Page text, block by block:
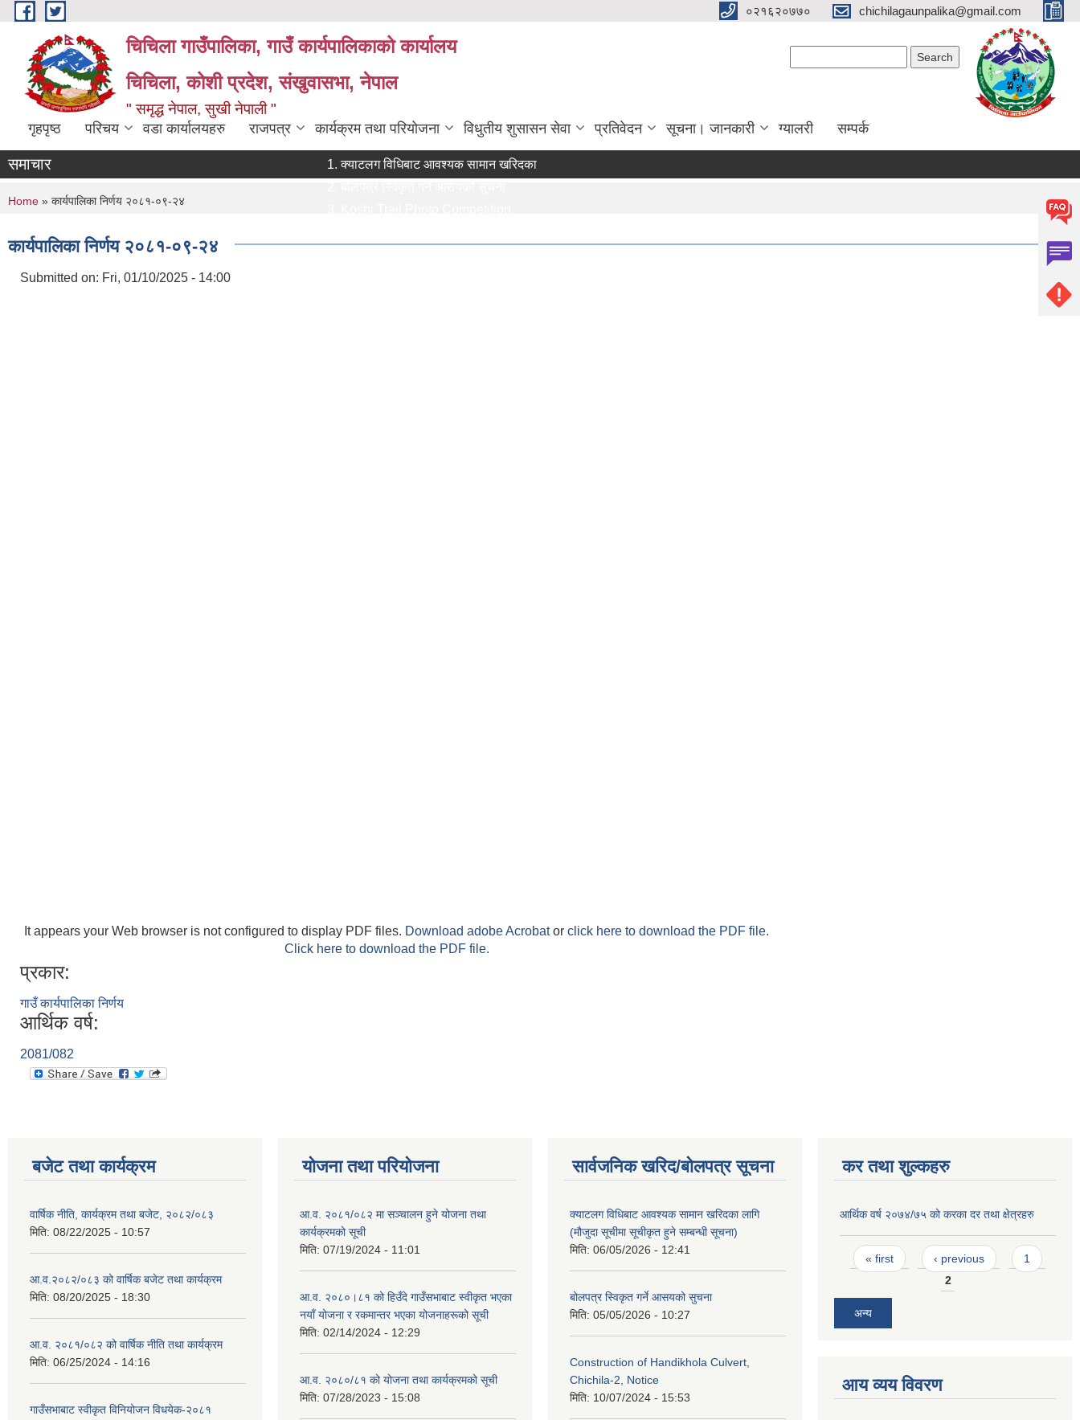
Skip to main content ०२१६२०७७० chichilagaunpalika@gmail.com
चिचिला गाउँपालिका, गाउँ कार्यपालिकाको कार्यालय
चिचिला, कोशी प्रदेश, संखुवासभा, नेपाल
" समृद्ध नेपाल, सुखी नेपाली "
गृहपृष्ठ परिचय वडा कार्यालयहरु राजपत्र कार्यक्रम तथा परियोजना विधुतीय शुसासन सेवा प्रतिवेदन सूचना। जानकारी ग्यालरी सम्पर्क
समाचार
क्याटलग विधिबाट आवश्यक सामान खरिदका लागि (मौजुदा सूचीमा सूचीकृत हुने सम्बन्धी सूचना)
You are here
Home » कार्यपालिका निर्णय २०८१-०९-२४
कार्यपालिका निर्णय २०८१-०९-२४
Submitted on: Fri, 01/10/2025 - 14:00
It appears your Web browser is not configured to display PDF files. Download adobe Acrobator click here to download the PDF file.
Click here to download the PDF file.
प्रकार:
गाउँ कार्यपालिका निर्णय
आर्थिक वर्ष:
2081/082
बजेट तथा कार्यक्रम
वार्षिक नीति, कार्यक्रम तथा बजेट, २०८२/०८३
मिति: 08/22/2025 - 10:57
आ.व.२०८२/०८३ को वार्षिक बजेट तथा कार्यक्रम
मिति: 08/20/2025 - 18:30
आ.व. २०८१/०८२ को वार्षिक नीति तथा कार्यक्रम
मिति: 06/25/2024 - 14:16
गाउँसभाबाट स्वीकृत विनियोजन विधयेक-२०८१
योजना तथा परियोजना
आ.व. २०८१/०८२ मा सञ्चालन हुने योजना तथा
कार्यक्रमको सूची
मिति: 07/19/2024 - 11:01
आ.व. २०८०।८१ को हिउँदे गाउँसभाबाट स्वीकृत भएका
नयाँ योजना र रकमान्तर भएका योजनाहरूको सूची
मिति: 02/14/2024 - 12:29
आ.व. २०८०/८१ को योजना तथा कार्यक्रमको सूची
मिति: 07/28/2023 - 15:08
सार्वजनिक खरिद/बोलपत्र सूचना
क्याटलग विधिबाट आवश्यक सामान खरिदका लागि
(मौजुदा सूचीमा सूचीकृत हुने सम्बन्धी सूचना)
मिति: 06/05/2026 - 12:41
बोलपत्र स्विकृत गर्ने आसयको सुचना
मिति: 05/05/2026 - 10:27
Construction of Handikhola Culvert,
Chichila-2, Notice
मिति: 10/07/2024 - 15:53
कर तथा शुल्कहरु
आर्थिक वर्ष २०७४/७५ को करका दर तथा क्षेत्रहरु
Pages
« first ‹ previous
1
2
अन्य
आय व्यय विवरण